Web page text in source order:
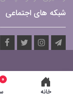
خانه
0
شبکه های اجتماعی